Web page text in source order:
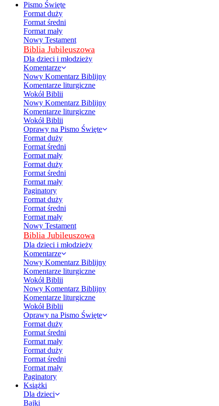
Pismo Święte
Format duży
Format średni
Format mały
Nowy Testament
Biblia Jubileuszowa
Dla dzieci i młodzieży
Komentarze
Nowy Komentarz Biblijny
Komentarze liturgiczne
Wokół Biblii
Nowy Komentarz Biblijny
Komentarze liturgiczne
Wokół Biblii
Oprawy na Pismo Święte
Format duży
Format średni
Format mały
Format duży
Format średni
Format mały
Paginatory
Format duży
Format średni
Format mały
Nowy Testament
Biblia Jubileuszowa
Dla dzieci i młodzieży
Komentarze
Nowy Komentarz Biblijny
Komentarze liturgiczne
Wokół Biblii
Nowy Komentarz Biblijny
Komentarze liturgiczne
Wokół Biblii
Oprawy na Pismo Święte
Format duży
Format średni
Format mały
Format duży
Format średni
Format mały
Paginatory
Książki
Dla dzieci
Bajki